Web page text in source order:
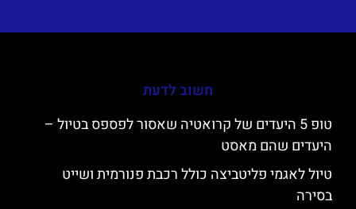
חשוב לדעת
טופ 5 היעדים של קרואטיה שאסור לפספס בטיול –
היעדים שהם מאסט
טיול לאגמי פליטביצה כולל רכבת פנורמית ושייט
בסירה